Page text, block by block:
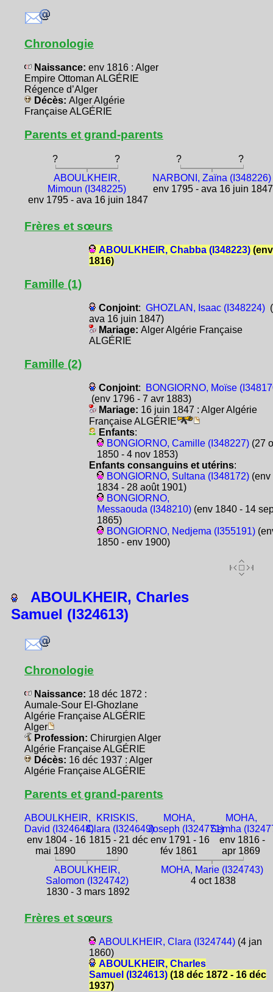
Chronologie
Naissance: env 1816 : Alger
Empire Ottoman ALGÉRIE
Régence d’Alger
Décès: Alger Algérie
Française ALGÉRIE
Parents et grand-parents
? ? ?
?
ABOULKHEIR,
Mimoun (I348225)
env 1795 - ava 16 juin 1847
NARBONI, Zaïna (I348226)
env 1795 - ava 16 juin 1847
Frères et sœurs
ABOULKHEIR, Chabba (I348223)(env
1816)
Famille (1)
Conjoint: GHOZLAN, Isaac (I348224)
ava 16 juin 1847)
Mariage: Alger Algérie Française
ALGÉRIE
Famille (2)
Conjoint:
BONGIORNO, Moïse
(env 1796 - 7 avr 1883)
Mariage: 16 juin 1847 : Alger Algérie
Française ALGÉRIE
Enfants:
BONGIORNO, Camille (I348227)(27
1850 - 4 nov 1853)
Enfants consanguins et utérins:
BONGIORNO, Sultana (I348172)(env
1834 - 28 août 1901)
BONGIORNO,
Messaouda (I348210)(env 1840 - 14
1865)
BONGIORNO, Nedjema (I355191)
1850 - env 1900)
ABOULKHEIR, Charles
Samuel (I324613)
Chronologie
Naissance: 18 déc 1872 :
Aumale-Sour El-Ghozlane
Algérie Française ALGÉRIE
Alger
Profession: Chirurgien Alger
Algérie Française ALGÉRIE
Décès: 16 déc 1937 : Alger
Algérie Française ALGÉRIE
Parents et grand-parents
ABOULKHEIR,
David (I324648)
env 1804 - 16
mai 1890
KRISKIS,
Clara (I324649)
1815 - 21 déc
1890
MOHA,
Joseph (I324771)
env 1791 - 16
fév 1861
MOHA,
Semha
env 1816 -
apr 1869
ABOULKHEIR,
Salomon (I324742)
1830 - 3 mars 1892
MOHA, Marie (I324743)
4 oct 1838
Frères et sœurs
ABOULKHEIR, Clara (I324744)(4 jan
1860)
ABOULKHEIR, Charles
Samuel (I324613)(18 déc 1872 - 16 déc
1937)